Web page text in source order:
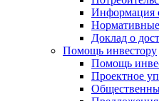
Информация
Доклад о
Помощь инвестору
Помощь
Проектное